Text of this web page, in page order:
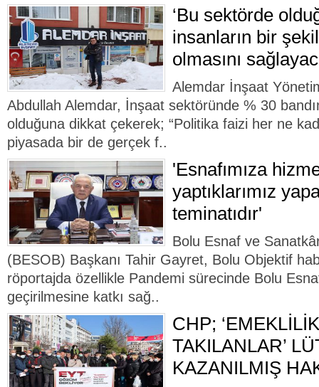
‘Bu sektörde
insanların bir
olmasını
Alemdar İnşaat
Abdullah Alemdar, İnşaat sektöründe % 30
olduğuna dikkat çekerek; “Politika faizi her ne
piyasada bir de gerçek f..
'Esnafımıza
yaptıklarımız
teminatıdır'
Bolu Esnaf ve
(BESOB) Başkanı Tahir Gayret, Bolu Objektif
röportajda özellikle Pandemi sürecinde Bolu
geçirilmesine katkı sağ..
CHP;
TAKILANLAR’
KAZANILMIŞ